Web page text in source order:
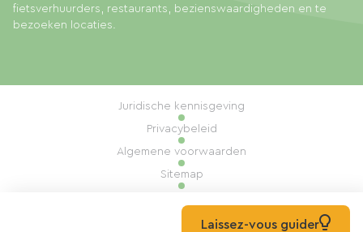
fietsverhuurders, restaurants, bezienswaardigheden en te
bezoeken locaties.
Juridische kennisgeving
Privacybeleid
Algemene voorwaarden
Sitemap
Realisatie: Mill, PrivasLaissez-vous guider